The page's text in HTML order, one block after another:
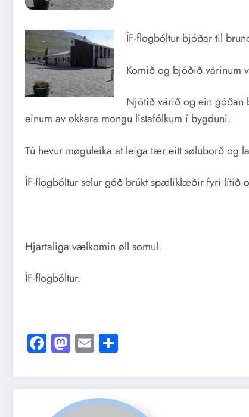
ÍF-flogbóltur bjóðar til
Komið og bjóðið várinum
Njótið várið og ein góðan
einum av okkara mongu listafólkum í bygduni.
Tú hevur møguleika at leiga tær eitt søluborð og
ÍF-flogbóltur selur góð brúkt spæliklæðir fyri lítið
Hjartaliga vælkomin øll somul.
ÍF-flogbóltur.
Facebook
Mastodon
Email